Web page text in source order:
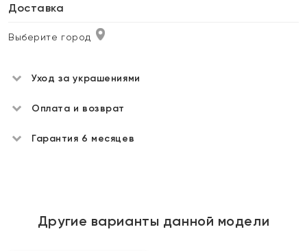
Доставка
Выберите город
Уход за украшениями
Оплата и возврат
Гарантия 6 месяцев
Другие варианты данной модели